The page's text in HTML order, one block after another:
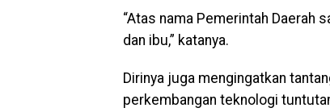
“Atas nama Pemerintah Daerah
dan ibu,” katanya.
Dirinya juga mengingatkan
perkembangan teknologi